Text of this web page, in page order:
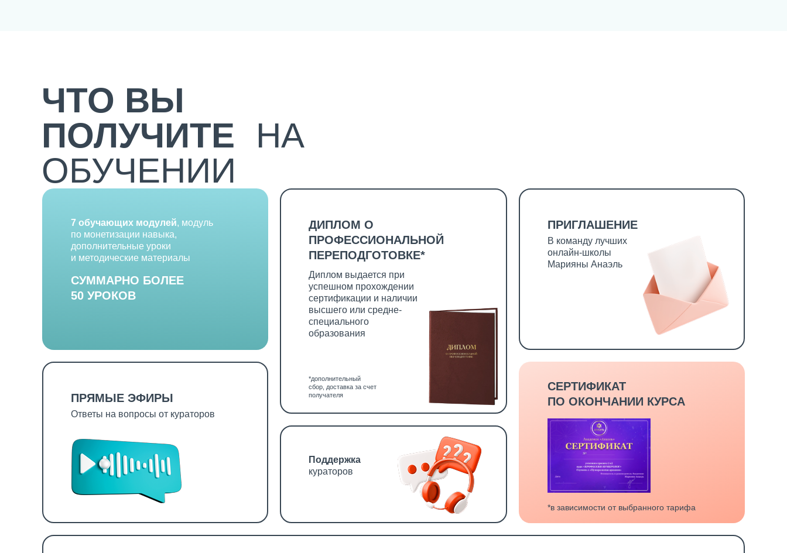
ЧТО ВЫ
ПОЛУЧИТЕ НА
ОБУЧЕНИИ
СУММАРНО БОЛЕЕ
50 УРОКОВ
7 обучающих модулей, модуль
по монетизации навыка,
дополнительные уроки
и методические материалы
ДИПЛОМ О
ПРОФЕССИОНАЛЬНОЙ
ПЕРЕПОДГОТОВКЕ*
Диплом выдается при
успешном прохождении
сертификации и наличии
высшего или средне-
специального
образования
*дополнительный
сбор, доставка за счет
получателя
СЕРТИФИКАТ
ПО ОКОНЧАНИИ КУРСА
*в зависимости от выбранного тарифа
ПРИГЛАШЕНИЕ
В команду лучших
онлайн-школы
Марияны Анаэль
ПРЯМЫЕ ЭФИРЫ
Ответы на вопросы от кураторов
Поддержка
кураторов